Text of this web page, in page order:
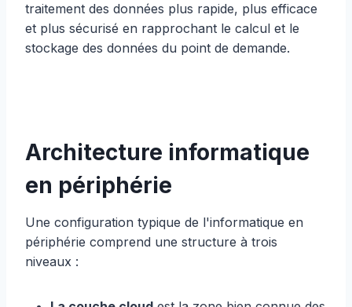
traitement des données plus rapide, plus efficace
et plus sécurisé en rapprochant le calcul et le
stockage des données du point de demande.
Architecture informatique
en périphérie
Une configuration typique de l'informatique en
périphérie comprend une structure à trois
niveaux :